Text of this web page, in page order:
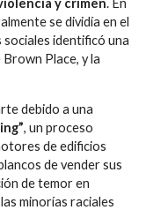
y crímen. En
se dividía en el
identificó una
Place, y la
debido a una
, un proceso
de edificios
de vender sus
de temor en
minorías raciales